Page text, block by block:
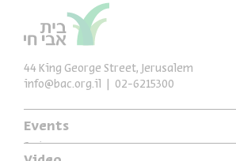
Events
Series
44 King George Street, Jerusalem
info@bac.org.il
02-6215300